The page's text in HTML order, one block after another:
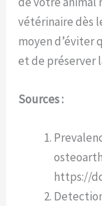
vétérinaire dès
moyen d’éviter
et de préserver
Sources :
https://